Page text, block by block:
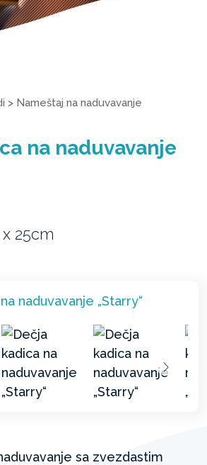
> Nameštaj na naduvavanje
na naduvavanje
25cm
sa zvezdastim